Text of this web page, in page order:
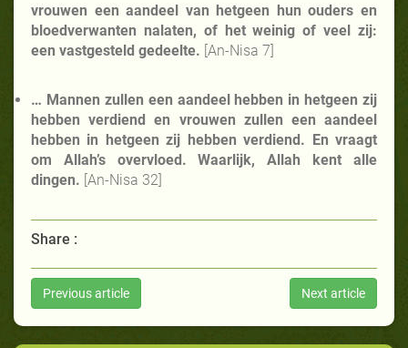
vrouwen een aandeel van hetgeen hun ouders en
bloedverwanten nalaten, of het weinig of veel zij:
een vastgesteld gedeelte. [An-Nisa 7]
… Mannen zullen een aandeel hebben in hetgeen zij
hebben verdiend en vrouwen zullen een aandeel
hebben in hetgeen zij hebben verdiend. En vraagt
om Allah’s overvloed. Waarlijk, Allah kent alle
dingen. [An-Nisa 32]
Share :
Previous article Next article